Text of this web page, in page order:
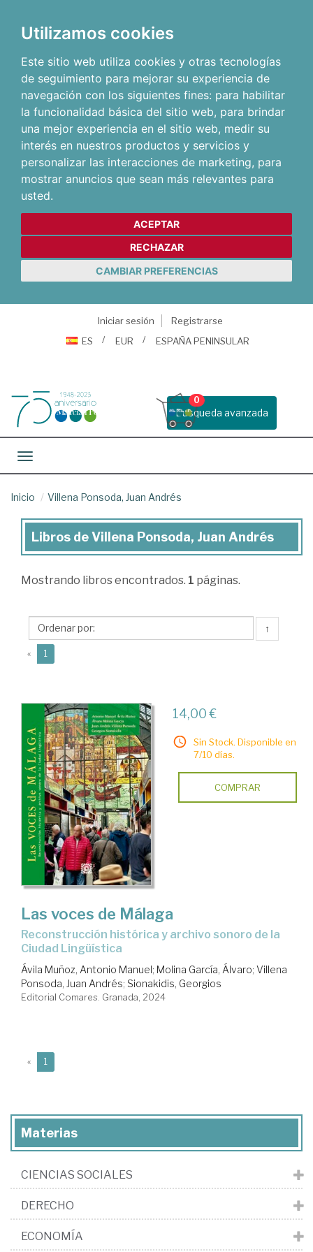
Utilizamos cookies
Este sitio web utiliza cookies y otras tecnologías
de seguimiento para mejorar su experiencia de
navegación con los siguientes fines: para habilitar
la funcionalidad básica del sitio web, para brindar
una mejor experiencia en el sitio web, medir su
interés en nuestros productos y servicios y
personalizar las interacciones de marketing, para
mostrar anuncios que sean más relevantes para
usted.
ACEPTAR
RECHAZAR
CAMBIAR PREFERENCIAS
Iniciar sesión
Registrarse
ES
EUR ESPAÑA PENINSULAR
Busqueda avanzada
0
Toggle navigation
Inicio Villena Ponsoda, Juan Andrés
Libros
Villena
Juan
Andrés
Libros de Villena Ponsoda, Juan Andrés
Mostrando libros encontrados. 1 páginas.
↑
« 1
14,00 €
Sin Stock. Disponible en
7/10 días.
COMPRAR
Las voces de Málaga
Reconstrucción histórica y archivo sonoro de la
Ciudad Lingüística
Ávila Muñoz, Antonio Manuel; Molina García, Álvaro; Villena
Ponsoda, Juan Andrés; Sionakidis, Georgios
Editorial Comares. Granada, 2024
« 1
Materias
CIENCIAS SOCIALES
DERECHO
ECONOMÍA